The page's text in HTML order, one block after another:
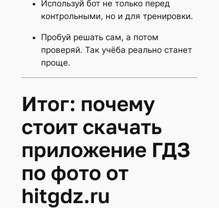
Используй бот не только перед
контрольными, но и для тренировки.
Пробуй решать сам, а потом
проверяй. Так учёба реально станет
проще.
Итог: почему
стоит скачать
приложение ГДЗ
по фото от
hitgdz.ru